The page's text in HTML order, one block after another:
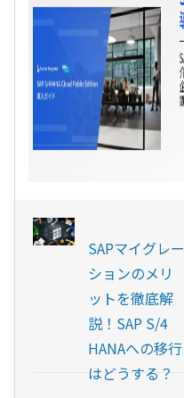
SAPマイグレー
ションのメリ
ットを徹底解
説！SAP S/4
HANAへの移行
はどうする？